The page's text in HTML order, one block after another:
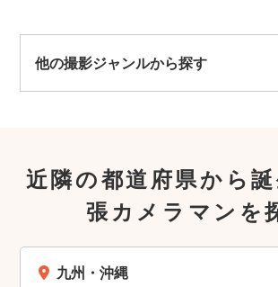
他の撮影ジャンルから探す
近隣の都道府県から
張カメラマンを
九州・沖縄